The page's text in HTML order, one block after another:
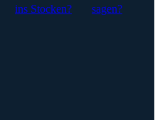
ins Stocken?
sagen?